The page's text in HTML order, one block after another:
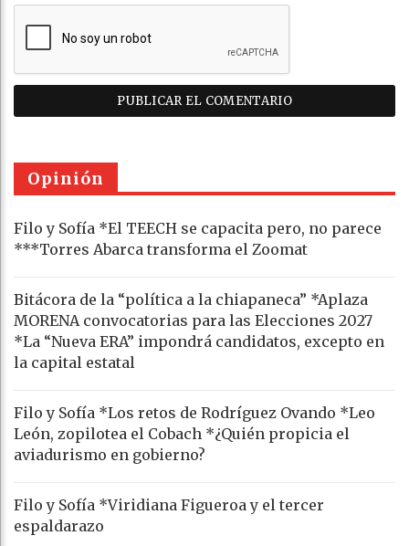
Opinión
Filo y Sofía *El TEECH se capacita pero, no parece
***Torres Abarca transforma el Zoomat
Bitácora de la “política a la chiapaneca” *Aplaza
MORENA convocatorias para las Elecciones 2027
*La “Nueva ERA” impondrá candidatos, excepto en
la capital estatal
Filo y Sofía *Los retos de Rodríguez Ovando *Leo
León, zopilotea el Cobach *¿Quién propicia el
aviadurismo en gobierno?
Filo y Sofía *Viridiana Figueroa y el tercer
espaldarazo